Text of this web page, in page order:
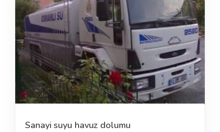
Sanayi suyu havuz dolumu